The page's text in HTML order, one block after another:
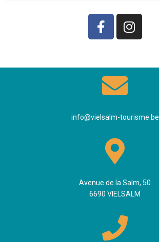
info@vielsalm-tourisme.be
Avenue de la Salm, 50
6690 VIELSALM